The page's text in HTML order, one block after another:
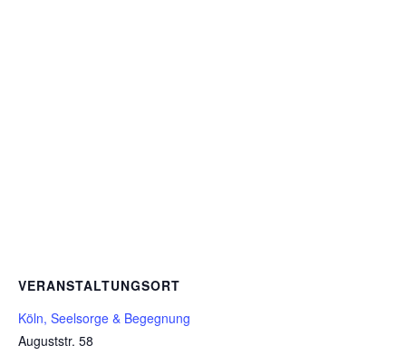
VERANSTALTUNGSORT
Köln, Seelsorge & Begegnung
Auguststr. 58